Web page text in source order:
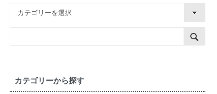
カテゴリーから探す